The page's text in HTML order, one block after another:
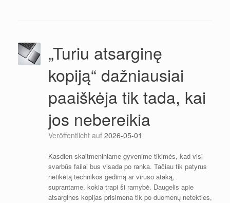
„Turiu atsarginę
kopiją“ dažniausiai
paaiškėja tik tada, kai
jos nebereikia
Veröffentlicht auf 2026-05-01
Kasdien skaitmeniniame gyvenime tikimės, kad visi
svarbūs failai bus visada po ranka. Tačiau tik patyrus
netikėtą technikos gedimą ar viruso ataką,
suprantame, kokia trapi ši ramybė. Daugelis apie
atsargines kopijas prisimena tik po duomenų netekties,